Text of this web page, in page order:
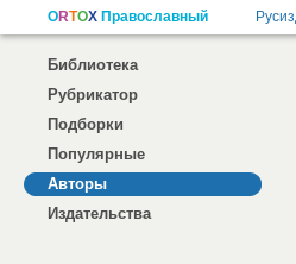
Библиотека
Рубрикатор
Подборки
Популярные
Авторы
Издательства